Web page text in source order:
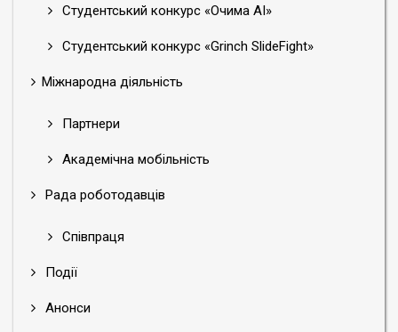
Студентський конкурс «Очима АІ»
Студентський конкурс «Grinch SlideFight»
Міжнародна діяльність
Партнери
Академічна мобільність
Рада роботодавців
Співпраця
Події
Анонси